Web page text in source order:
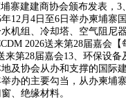
寨建建商协会颁布发表，
月4日至6日举办柬埔寨
机组、冷却塔、空气阻
2026送来第28届嘉会
来第28届嘉会13、环保设
及协会从办和支撑的国
办的主要勾当，从办柬埔
、绝缘材料。